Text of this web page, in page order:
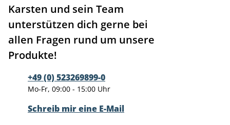
Karsten und sein Team
unterstützen dich gerne bei
allen Fragen rund um unsere
Produkte!
+49 (0) 523269899-0
Mo-Fr, 09:00 - 15:00 Uhr
Schreib mir eine E-Mail